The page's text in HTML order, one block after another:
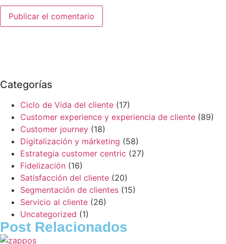
Categorías
Ciclo de Vida del cliente (17)
Customer experience y experiencia de cliente (89)
Customer journey (18)
Digitalización y márketing (58)
Estrategia customer centric (27)
Fidelización (16)
Satisfacción del cliente (20)
Segmentación de clientes (15)
Servicio al cliente (26)
Uncategorized (1)
Post Relacionados